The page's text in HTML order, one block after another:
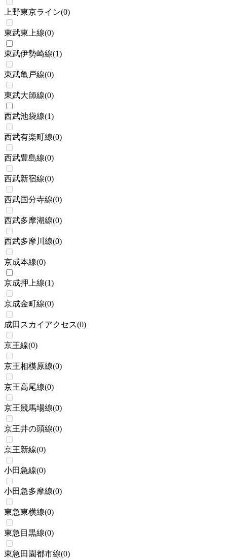
上野東京ライン(0)
東武東上線(0)
東武伊勢崎線(1)
東武亀戸線(0)
東武大師線(0)
西武池袋線(1)
西武有楽町線(0)
西武豊島線(0)
西武新宿線(0)
西武国分寺線(0)
西武多摩湖線(0)
西武多摩川線(0)
京成本線(0)
京成押上線(1)
京成金町線(0)
成田スカイアクセス(0)
京王線(0)
京王相模原線(0)
京王高尾線(0)
京王競馬場線(0)
京王井の頭線(0)
京王新線(0)
小田急線(0)
小田急多摩線(0)
東急東横線(0)
東急目黒線(0)
東急田園都市線(0)